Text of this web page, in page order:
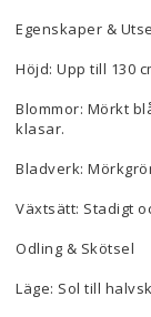
Egenskaper &
Höjd: Upp till 130
Blommor: Mörkt
klasar.
Bladverk:
Växtsätt: Stadigt
Odling & Skötsel
Läge: Sol till